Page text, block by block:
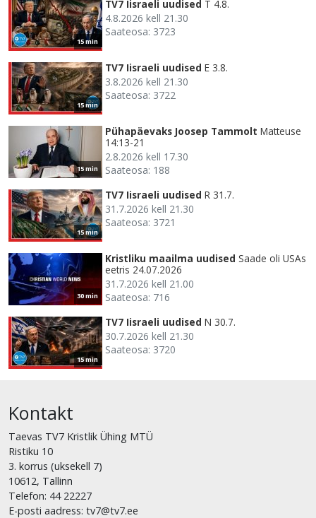
15 min
TV7 Iisraeli uudised T 4.8.
4.8.2026 kell 21.30
Saateosa: 3723
15 min
TV7 Iisraeli uudised E 3.8.
3.8.2026 kell 21.30
Saateosa: 3722
15 min
Pühapäevaks Joosep Tammolt Matteuse
14:13-21
2.8.2026 kell 17.30
Saateosa: 188
15 min
TV7 Iisraeli uudised R 31.7.
31.7.2026 kell 21.30
Saateosa: 3721
30 min
Kristliku maailma uudised Saade oli USAs
eetris 24.07.2026
31.7.2026 kell 21.00
Saateosa: 716
15 min
TV7 Iisraeli uudised N 30.7.
30.7.2026 kell 21.30
Saateosa: 3720
Kontakt
Taevas TV7 Kristlik Ühing MTÜ
Ristiku 10
3. korrus (uksekell 7)
10612, Tallinn
Telefon: 44 22227
E-posti aadress: tv7@tv7.ee